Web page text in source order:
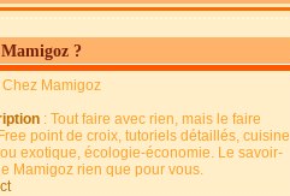
?
Chez Mamigoz
: Tout faire avec rien, mais le faire
point de croix, tutoriels détaillés, cuisine
exotique, écologie-économie. Le savoir-
Mamigoz rien que pour vous.